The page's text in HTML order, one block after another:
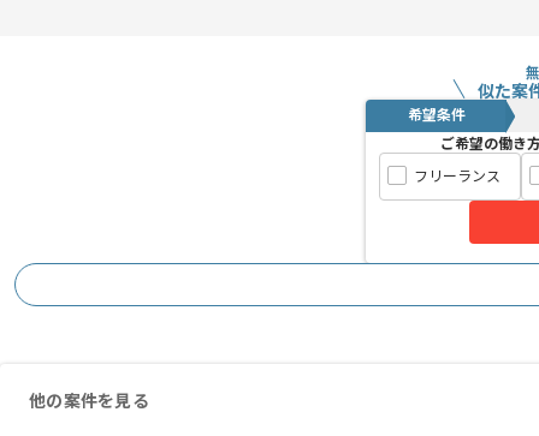
似た案
希望条件
ご希望の働き
フリーランス
他の案件を見る